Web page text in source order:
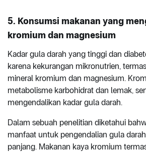
5. Konsumsi makanan yang
kromium dan magnesium
Kadar gula darah yang tinggi dan
karena kekurangan mikronutrien,
mineral kromium dan magnesium.
metabolisme karbohidrat dan lemak,
mengendalikan kadar gula darah.
Dalam sebuah penelitian diketahui
manfaat untuk pengendalian gula
panjang. Makanan kaya kromium